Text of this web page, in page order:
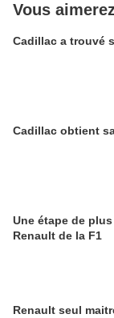
Vous
Cadillac a trouvé
Cadillac obtient
Une étape de
Renault de la F1
Renault seul